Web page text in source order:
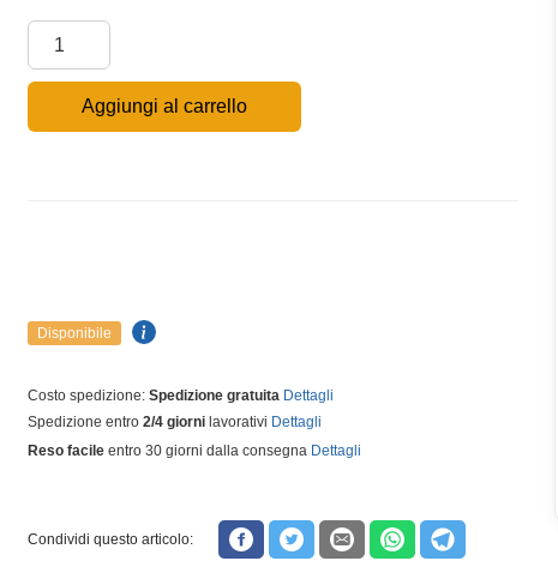
Aggiungi al carrello
Disponibile
Costo spedizione: Spedizione gratuita Dettagli
Spedizione entro 2/4 giornilavorativi Dettagli
Reso facileentro 30 giorni dalla consegna Dettagli
Condividi questo articolo: